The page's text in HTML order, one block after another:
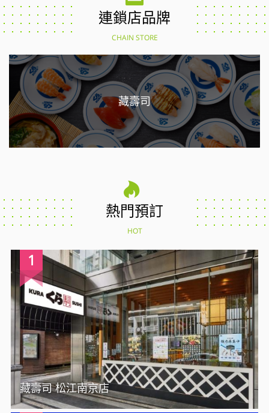
連鎖店品牌
CHAIN STORE
藏壽司
熱門預訂
HOT
1
藏壽司 松江南京店